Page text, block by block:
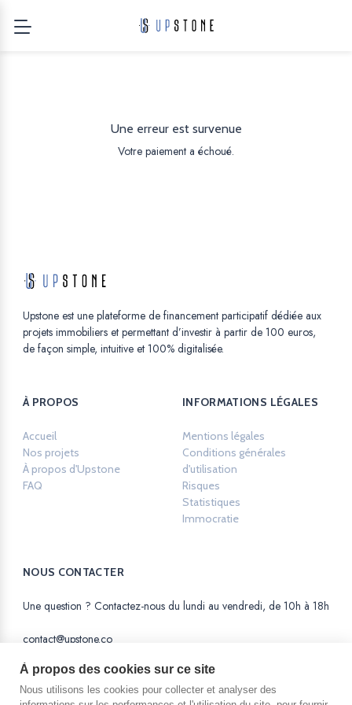
Une erreur est survenue
Votre paiement a échoué.
Upstone est une plateforme de financement participatif dédiée aux
projets immobiliers et permettant d’investir à partir de 100 euros,
de façon simple, intuitive et 100% digitalisée.
À PROPOS
Accueil
Nos projets
À propos d'Upstone
FAQ
INFORMATIONS LÉGALES
Mentions légales
Conditions générales
d'utilisation
Risques
Statistiques
Immocratie
NOUS CONTACTER
Une question ? Contactez-nous du lundi au vendredi, de 10h à 18h
contact@upstone.co
À propos des cookies sur ce site
Nous utilisons les cookies pour collecter et analyser des